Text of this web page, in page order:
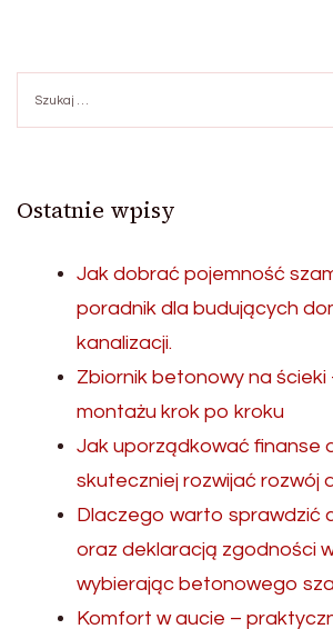
Ostatnie wpisy
Jak dobrać pojemność
poradnik dla budujących
kanalizacji.
Zbiornik betonowy na
montażu krok po kroku
Jak uporządkować finanse
skuteczniej rozwijać rozwój
Dlaczego warto sprawdzić
oraz deklaracją zgodności
wybierając betonowego
Komfort w aucie –